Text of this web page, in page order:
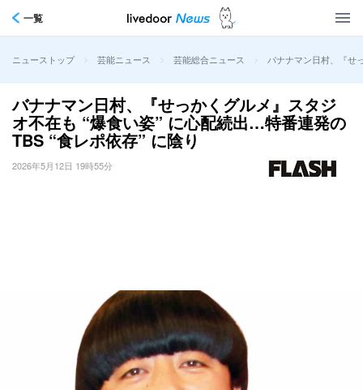
一覧
ニューストップ > 芸能ニュース > 芸能総合ニュース > バナナマン日村、『せ
バナナマン日村、『せっかくグルメ』スタジ
オ不在も “爆食い姿” に心配続出…特番連発の
TBS “食レポ依存” に陰り
2026年5月12日 19時55分